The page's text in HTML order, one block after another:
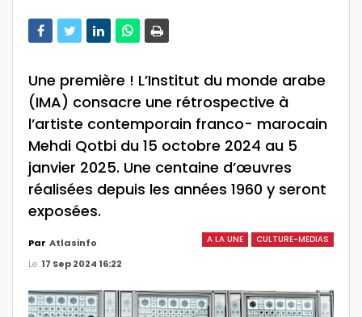
Une première ! L’Institut du monde arabe
(IMA) consacre une rétrospective à
l’artiste contemporain franco- marocain
Mehdi Qotbi du 15 octobre 2024 au 5
janvier 2025. Une centaine d’œuvres
réalisées depuis les années 1960 y seront
exposées.
A LA UNE CULTURE-MEDIAS
Par Atlasinfo
Le 17 Sep 2024 16:22